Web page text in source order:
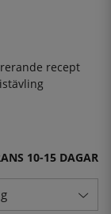
recept
10-15 DAGAR